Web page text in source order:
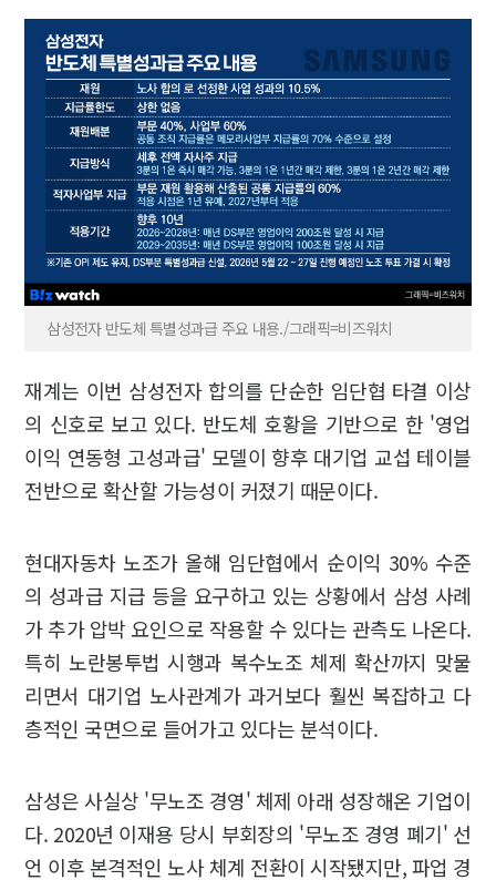
삼성전자 반도체 특별성과급 주요 내용./그래픽=비즈워치
재계는 이번 삼성전자 합의를 단순한 임단협 타결 이상
의 신호로 보고 있다. 반도체 호황을 기반으로 한 '영업
이익 연동형 고성과급' 모델이 향후 대기업 교섭 테이블
전반으로 확산할 가능성이 커졌기 때문이다.
현대자동차 노조가 올해 임단협에서 순이익 30% 수준
의 성과급 지급 등을 요구하고 있는 상황에서 삼성 사례
가 추가 압박 요인으로 작용할 수 있다는 관측도 나온다.
특히 노란봉투법 시행과 복수노조 체제 확산까지 맞물
리면서 대기업 노사관계가 과거보다 훨씬 복잡하고 다
층적인 국면으로 들어가고 있다는 분석이다.
삼성은 사실상 '무노조 경영' 체제 아래 성장해온 기업이
다. 2020년 이재용 당시 부회장의 '무노조 경영 폐기' 선
언 이후 본격적인 노사 체계 전환이 시작됐지만, 파업 경